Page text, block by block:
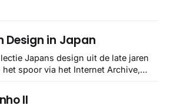
Design in Japan
Japans design uit de late jaren
het spoor via het Internet Archive,
✨ Daarin hebben ze alle scans een
maar op deze manier vind ik ze er
II